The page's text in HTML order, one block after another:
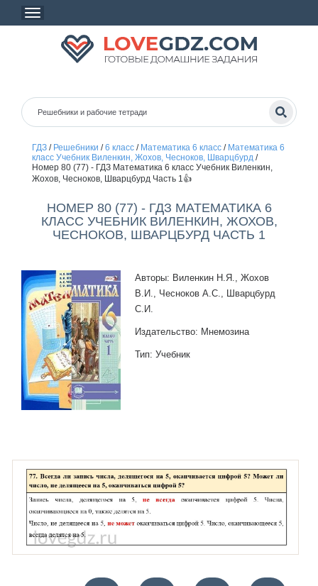
ГДЗ/ Решебники /6 класс/ Математика 6 класс/ Математика 6
класс Учебник Виленкин, Жохов, Чесноков, Шварцбурд/
Номер 80 (77) - ГДЗ Математика 6 класс Учебник Виленкин,
Жохов, Чесноков, Шварцбурд Часть 1👍
НОМЕР 80 (77) - ГДЗ МАТЕМАТИКА 6
КЛАСС УЧЕБНИК ВИЛЕНКИН, ЖОХОВ,
ЧЕСНОКОВ, ШВАРЦБУРД ЧАСТЬ 1
Авторы: Виленкин Н.Я., Жохов
В.И., Чесноков А.С., Шварцбурд
С.И.
Издательство: Мнемозина
Тип: Учебник